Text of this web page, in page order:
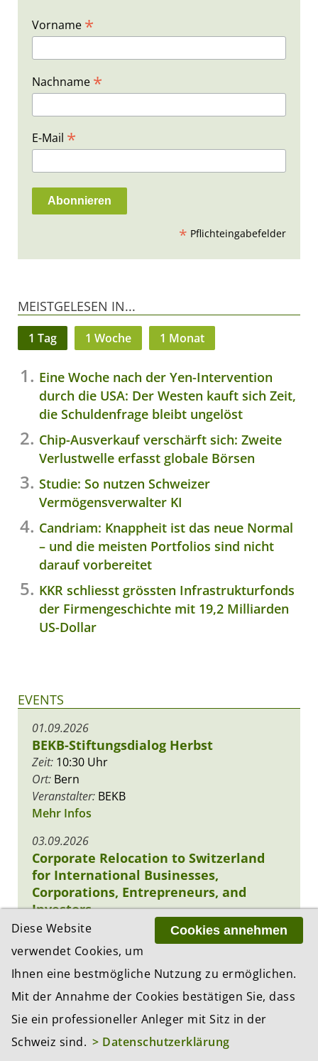
Vorname *
Nachname *
E-Mail *
* Pflichteingabefelder
MEISTGELESEN IN...
1 Tag 1 Woche 1 Monat
Eine Woche nach der Yen-Intervention
durch die USA: Der Westen kauft sich Zeit,
die Schuldenfrage bleibt ungelöst
Chip-Ausverkauf verschärft sich: Zweite
Verlustwelle erfasst globale Börsen
Studie: So nutzen Schweizer
Vermögensverwalter KI
Candriam: Knappheit ist das neue Normal
– und die meisten Portfolios sind nicht
darauf vorbereitet
KKR schliesst grössten Infrastrukturfonds
der Firmengeschichte mit 19,2 Milliarden
US-Dollar
EVENTS
01.09.2026
BEKB-Stiftungsdialog Herbst
Zeit: 10:30 Uhr
Ort: Bern
Veranstalter: BEKB
Mehr Infos
03.09.2026
Corporate Relocation to Switzerland
for International Businesses,
Corporations, Entrepreneurs, and
Investors
Zeit:11:00 Uhr
Online / MS Teams
Veranstalter:LINDEMANNLAW
Mehr Infos
22.09.2026
Finance Forum Zürich 2026
Zeit:11:30 Uhr
Cookies annehmen
Diese Website
verwendet Cookies, um
Ihnen eine bestmögliche Nutzung zu ermöglichen.
Mit der Annahme der Cookies bestätigen Sie, dass
Sie ein professioneller Anleger mit Sitz in der
Schweiz sind. > Datenschutzerklärung